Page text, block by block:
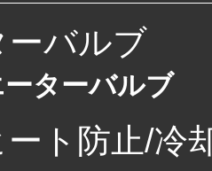
ーバルブ
ターバルブ
ト防止/冷